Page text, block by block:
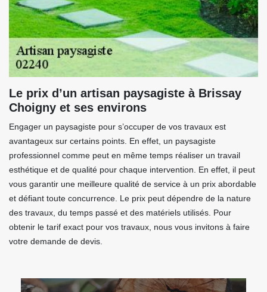
Le prix d’un artisan paysagiste à Brissay
Choigny et ses environs
Engager un paysagiste pour s’occuper de vos travaux est
avantageux sur certains points. En effet, un paysagiste
professionnel comme peut en même temps réaliser un travail
esthétique et de qualité pour chaque intervention. En effet, il peut
vous garantir une meilleure qualité de service à un prix abordable
et défiant toute concurrence. Le prix peut dépendre de la nature
des travaux, du temps passé et des matériels utilisés. Pour
obtenir le tarif exact pour vos travaux, nous vous invitons à faire
votre demande de devis.